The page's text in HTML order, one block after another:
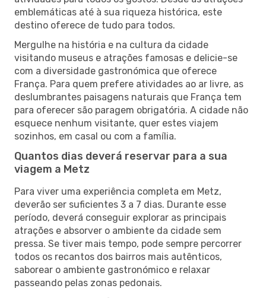
emblemáticas até à sua riqueza histórica, este
destino oferece de tudo para todos.
Mergulhe na história e na cultura da cidade
visitando museus e atrações famosas e delicie-se
com a diversidade gastronómica que oferece
França. Para quem prefere atividades ao ar livre, as
deslumbrantes paisagens naturais que França tem
para oferecer são paragem obrigatória. A cidade não
esquece nenhum visitante, quer estes viajem
sozinhos, em casal ou com a família.
Quantos dias deverá reservar para a sua
viagem a Metz
Para viver uma experiência completa em Metz,
deverão ser suficientes 3 a 7 dias. Durante esse
período, deverá conseguir explorar as principais
atrações e absorver o ambiente da cidade sem
pressa. Se tiver mais tempo, pode sempre percorrer
todos os recantos dos bairros mais autênticos,
saborear o ambiente gastronómico e relaxar
passeando pelas zonas pedonais.